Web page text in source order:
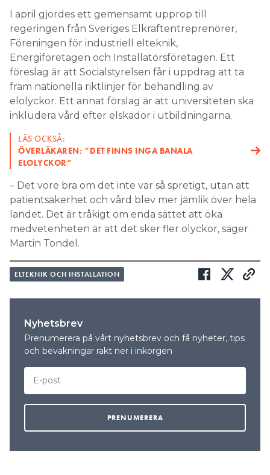
I april gjordes ett gemensamt upprop till
regeringen från Sveriges Elkraftentreprenörer,
Föreningen för industriell elteknik,
Energiföretagen och Installatörsföretagen. Ett
föreslag är att Socialstyrelsen får i uppdrag att ta
fram nationella riktlinjer för behandling av
elolyckor. Ett annat förslag är att universiteten ska
inkludera vård efter elskador i utbildningarna.
LÄS OCKSÅ:
ÖVERLÄKAREN: ”DET FINNS INGA BANALA
ELOLYCKOR”
– Det vore bra om det inte var så spretigt, utan att
patientsäkerhet och vård blev mer jämlik över hela
landet. Det är tråkigt om enda sättet att öka
medvetenheten är att det sker fler olyckor, säger
Martin Tondel.
ELTEKNIK OCH INSTALLATION
Nyhetsbrev
Prenumerera på vårt nyhetsbrev och få nyheter, tips
och bevakningar rakt ner i inkorgen